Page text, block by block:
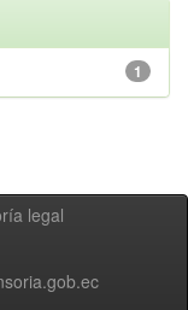
1
legal